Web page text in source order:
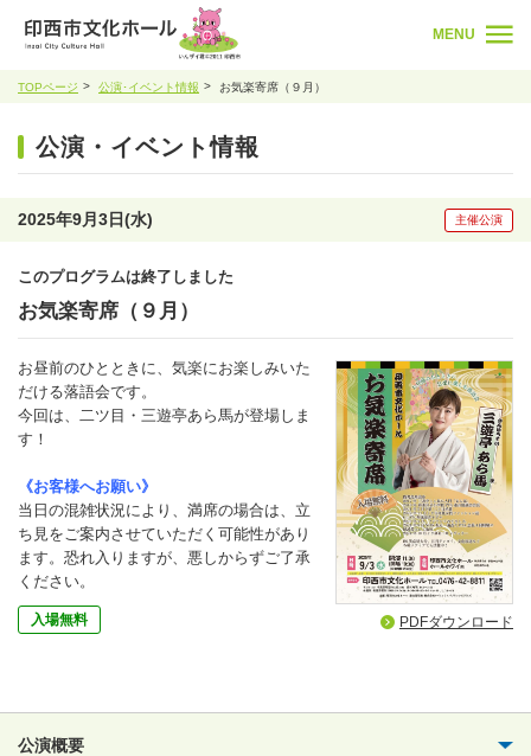
MENU
TOPページ 公演･イベント情報 お気楽寄席（９月）
公演・イベント情報
2025年9月3日(水) 主催公演
このプログラムは終了しました
お気楽寄席（９月）
お昼前のひとときに、気楽にお楽しみいた
だける落語会です。
今回は、二ツ目・三遊亭あら馬が登場しま
す！
《お客様へお願い》
当日の混雑状況により、満席の場合は、立
ち見をご案内させていただく可能性があり
ます。恐れ入りますが、悪しからずご了承
ください。
入場無料 PDFダウンロード
公演概要